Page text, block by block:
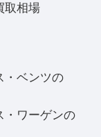
取相場
・ベンツの
・ワーゲンの